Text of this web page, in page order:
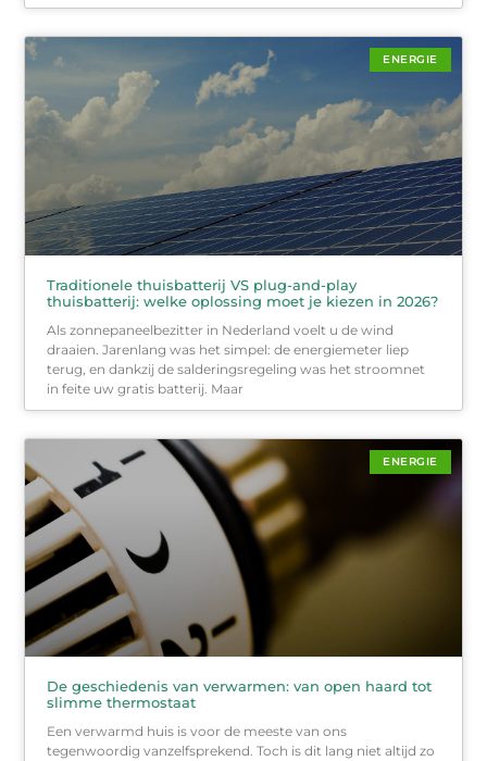
ENERGIE
Traditionele thuisbatterij VS plug-and-play
thuisbatterij: welke oplossing moet je kiezen in 2026?
Als zonnepaneelbezitter in Nederland voelt u de wind
draaien. Jarenlang was het simpel: de energiemeter liep
terug, en dankzij de salderingsregeling was het stroomnet
in feite uw gratis batterij. Maar
ENERGIE
De geschiedenis van verwarmen: van open haard tot
slimme thermostaat
Een verwarmd huis is voor de meeste van ons
tegenwoordig vanzelfsprekend. Toch is dit lang niet altijd zo